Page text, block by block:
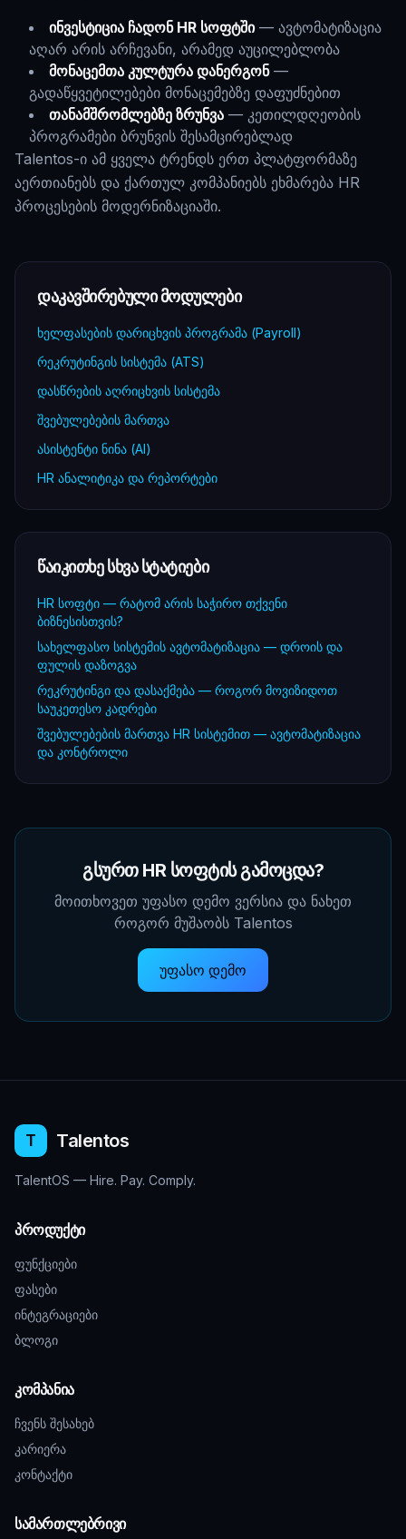
ინვესტიცია ჩადონ HR სოფტში— ავტომატიზაცია
აღარ არის არჩევანი, არამედ აუცილებლობა
მონაცემთა კულტურა დანერგონ—
გადაწყვეტილებები მონაცემებზე დაფუძნებით
თანამშრომლებზე ზრუნვა — კეთილდღეობის
პროგრამები ბრუნვის შესამცირებლად
Talentos-ი ამ ყველა ტრენდს ერთ პლატფორმაზე
აერთიანებს და ქართულ კომპანიებს ეხმარება HR
პროცესების მოდერნიზაციაში.
დაკავშირებული მოდულები
ხელფასების დარიცხვის პროგრამა (Payroll)
რეკრუტინგის სისტემა (ATS)
დასწრების აღრიცხვის სისტემა
შვებულებების მართვა
ასისტენტი ნინა (AI)
HR ანალიტიკა და რეპორტები
წაიკითხე სხვა სტატიები
HR სოფტი — რატომ არის საჭირო თქვენი
ბიზნესისთვის?
სახელფასო სისტემის ავტომატიზაცია — დროის და
ფულის დაზოგვა
რეკრუტინგი და დასაქმება — როგორ მოვიზიდოთ
საუკეთესო კადრები
შვებულებების მართვა HR სისტემით — ავტომატიზაცია
და კონტროლი
გსურთ HR სოფტის გამოცდა?
მოითხოვეთ უფასო დემო ვერსია და ნახეთ
როგორ მუშაობს Talentos
უფასო დემო
T Talentos
TalentOS — Hire. Pay. Comply.
პროდუქტი
ფუნქციები
ფასები
ინტეგრაციები
ბლოგი
კომპანია
ჩვენს შესახებ
კარიერა
კონტაქტი
სამართლებრივი